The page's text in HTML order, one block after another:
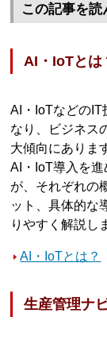
この記事を
AI・IoTとは
AI・IoTなどのIT
なり、ビジネス
大傾向にありま
AI・IoT導入を
が、それぞれの
ット、具体的な
りやすく解説し
AI・IoTとは？
生産管理ナ